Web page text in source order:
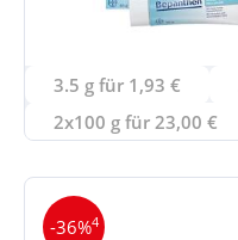
3.5 g für 1,93 €
2x100 g für 23,00 €
-36%4